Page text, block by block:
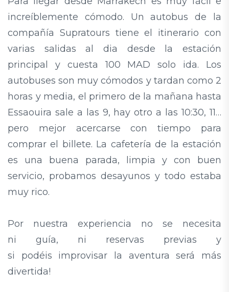
increíblemente cómodo. Un autobus de la
compañía Supratours tiene el itinerario con
varias salidas al dia desde la estación
principal y cuesta 100 MAD solo ida. Los
autobuses son muy cómodos y tardan como 2
horas y media, el primero de la mañana hasta
Essaouira sale a las 9, hay otro a las 10:30, 11…
pero mejor acercarse con tiempo para
comprar el billete. La cafetería de la estación
es una buena parada, limpia y con buen
servicio, probamos desayunos y todo estaba
muy rico.
Por nuestra experiencia no se necesita
ni guía, ni reservas previas y
si podéis improvisar la aventura será más
divertida!